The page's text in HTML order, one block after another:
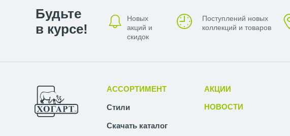
Насосные группы;
Оборудование для котельных, в том числе автоматика;
Терморегуляторы для систем отопления и теплого пола;
Изоляционные маты для теплых полов.
Трубы
Трубы из сшитого полиэтилена и алюминиево-пластиковые
Будьте
в курсе!
Новых
акций и
скидок
Поступлений новых
коллекций и товаров
АССОРТИМЕНТ
Стили
Скачать каталог
АКЦИИ
НОВОСТИ